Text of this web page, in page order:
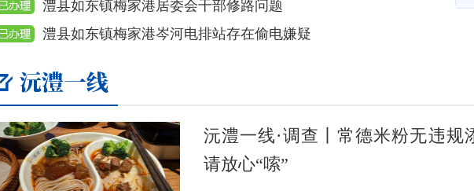
澧县如东镇梅家港居委会干部修路问题
澧县如东镇梅家港岑河电排站存在偷电嫌疑
沅澧一线·调查丨常德米粉无违规
请放心“嗦”